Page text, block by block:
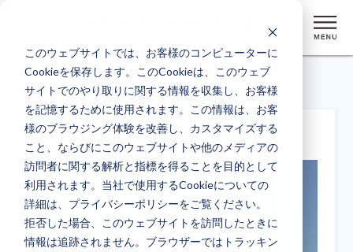
このウェブサイトでは、お客様のコンピューターに
Cookieを保存します。このCookieは、このウェブ
サイトでのやり取りに関する情報を収集し、お客様
を記憶するために使用されます。この情報は、お客
様のブラウジング体験を改善し、カスタマイズする
こと、ならびにこのウェブサイトや他のメディアの
訪問者に関する解析と指標を得ることを目的として
利用されます。当社で使用するCookieについての
詳細は、プライバシーポリシーをご覧ください。
拒否した場合、このウェブサイトを訪問したときに
情報は追跡されません。ブラウザーではトラッキン
ホーム> 採用事例：ゴム栓挿入装置 導入による省人化
採用事例：ゴム栓挿入装置 導入による省人化